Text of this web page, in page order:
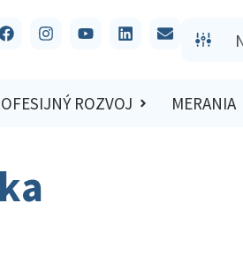
ROZVOJ MERANIA